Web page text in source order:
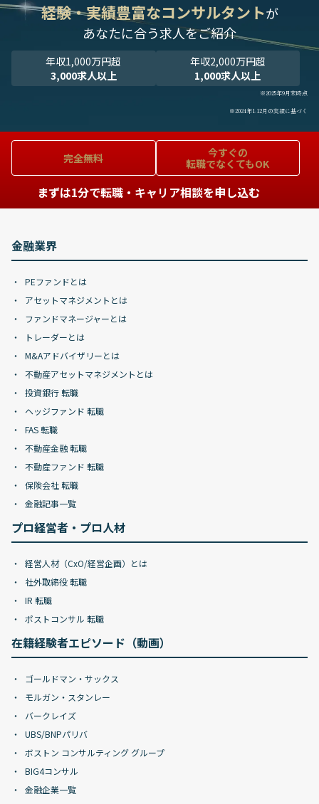
経験・実績豊富なコンサルタントが
あなたに合う求人をご紹介
年収1,000万円超
3,000求人以上
年収2,000万円超
1,000求人以上
※2025年9月末時点
※2024年1-12月の実績に基づく
完全無料
今すぐの
転職でなくてもOK
まずは1分で転職・キャリア相談を申し込む
金融業界
PEファンドとは
アセットマネジメントとは
ファンドマネージャーとは
トレーダーとは
M&Aアドバイザリーとは
不動産アセットマネジメントとは
投資銀行 転職
ヘッジファンド 転職
FAS 転職
不動産金融 転職
不動産ファンド 転職
保険会社 転職
金融記事一覧
プロ経営者・プロ人材
経営人材（CxO/経営企画）とは
社外取締役 転職
IR 転職
ポストコンサル 転職
在籍経験者エピソード（動画）
ゴールドマン・サックス
モルガン・スタンレー
バークレイズ
UBS/BNPパリバ
ボストン コンサルティング グループ
BIG4コンサル
金融企業一覧